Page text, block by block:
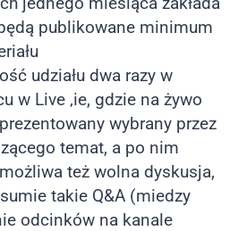
publikowane minimum
udziału dwa razy w
w Live ‚ie, gdzie na żywo
wybrany przez
temat, a po nim
też wolna dyskusja,
takie Q&A (miedzy
odcinków na kanale